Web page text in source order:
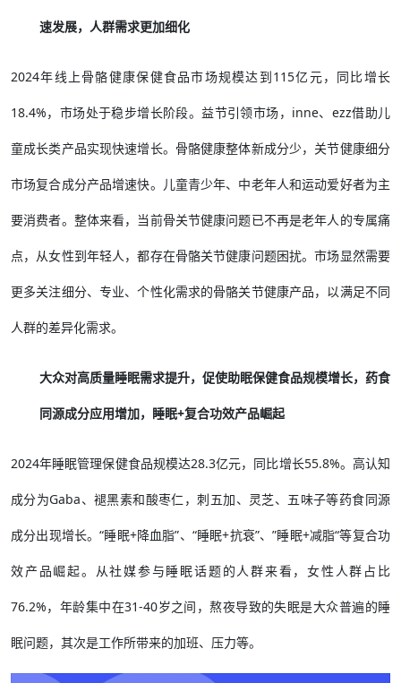
速发展，人群需求更加细化
2024年线上骨骼健康保健食品市场规模达到115亿元，同比增长
18.4%，市场处于稳步增长阶段。益节引领市场，inne、ezz借助儿
童成长类产品实现快速增长。骨骼健康整体新成分少，关节健康细分
市场复合成分产品增速快。儿童青少年、中老年人和运动爱好者为主
要消费者。整体来看，当前骨关节健康问题已不再是老年人的专属痛
点，从女性到年轻人，都存在骨骼关节健康问题困扰。市场显然需要
更多关注细分、专业、个性化需求的骨骼关节健康产品，以满足不同
人群的差异化需求。
大众对高质量睡眠需求提升，促使助眠保健食品规模增长，药食
同源成分应用增加，睡眠+复合功效产品崛起
2024年睡眠管理保健食品规模达28.3亿元，同比增长55.8%。高认知
成分为Gaba、褪黑素和酸枣仁，刺五加、灵芝、五味子等药食同源
成分出现增长。“睡眠+降血脂”、“睡眠+抗衰”、”睡眠+减脂“等复合功
效产品崛起。从社媒参与睡眠话题的人群来看，女性人群占比
76.2%，年龄集中在31-40岁之间，熬夜导致的失眠是大众普遍的睡
眠问题，其次是工作所带来的加班、压力等。